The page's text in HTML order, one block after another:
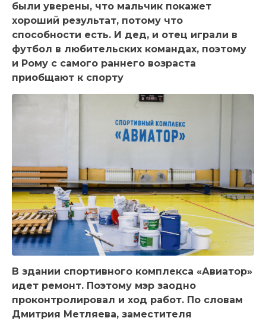
были уверены, что мальчик покажет
хороший результат, потому что
способности есть. И дед, и отец играли в
футбол в любительских командах, поэтому
и Рому с самого раннего возраста
приобщают к спорту
В здании спортивного комплекса «Авиатор»
идет ремонт. Поэтому мэр заодно
проконтролировал и ход работ. По словам
Дмитрия Метляева, заместителя